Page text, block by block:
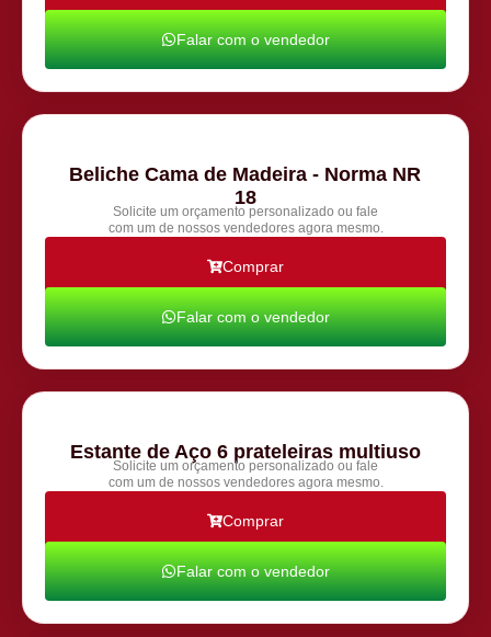
Falar com o vendedor
Beliche Cama de Madeira - Norma NR
18
Solicite um orçamento personalizado ou fale
com um de nossos vendedores agora mesmo.
Comprar
Falar com o vendedor
Estante de Aço 6 prateleiras multiuso
Solicite um orçamento personalizado ou fale
com um de nossos vendedores agora mesmo.
Comprar
Falar com o vendedor